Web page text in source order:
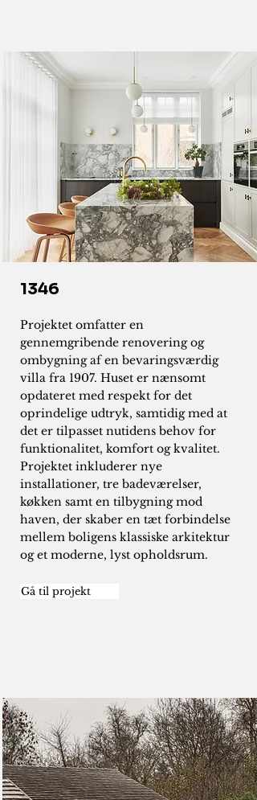
1346
Projektet omfatter en
gennemgribende renovering og
ombygning af en bevaringsværdig
villa fra 1907. Huset er nænsomt
opdateret med respekt for det
oprindelige udtryk, samtidig med at
det er tilpasset nutidens behov for
funktionalitet, komfort og kvalitet.
Projektet inkluderer nye
installationer, tre badeværelser,
køkken samt en tilbygning mod
haven, der skaber en tæt forbindelse
mellem boligens klassiske arkitektur
og et moderne, lyst opholdsrum.
Gå til projekt